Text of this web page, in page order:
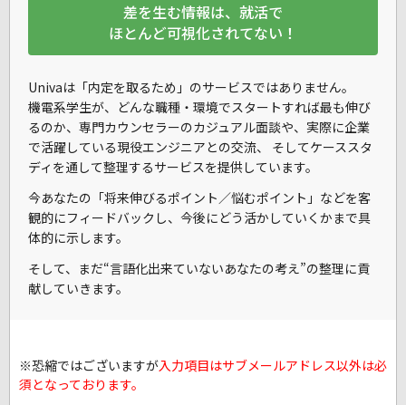
差を生む情報は、就活で
ほとんど可視化されてない！
Univaは「内定を取るため」のサービスではありません。
機電系学生が、 どんな職種・環境でスタートすれば最も伸び
るのか、専門カウンセラーのカジュアル面談や、実際に企業
で活躍している現役エンジニアとの交流、 そしてケーススタ
ディを通して整理するサービスを提供しています。
今あなたの「将来伸びるポイント／悩むポイント」などを客
観的にフィードバックし、今後にどう活かしていくかまで具
体的に示します。
そして、まだ“言語化出来ていないあなたの考え”の整理に貢
献していきます。
※恐縮ではございますが入力項目はサブメールアドレス以外は必
須となっております。